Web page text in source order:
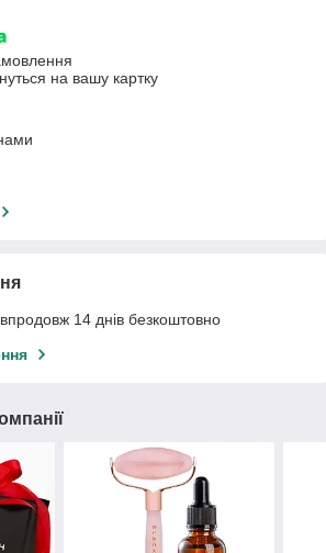
на вашу картку
14 днів безкоштовно